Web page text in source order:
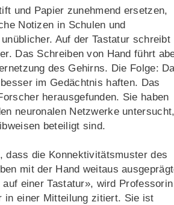
und Papier zunehmend ersetzen,
Notizen in Schulen und
Auf der Tastatur schreibt
Das Schreiben von Hand führt
des Gehirns. Die Folge:
im Gedächtnis haften. Das
herausgefunden. Sie haben
neuronalen Netzwerke untersucht,
beteiligt sind.
dass die Konnektivitätsmuster des
mit der Hand weitaus
einer Tastatur», wird Professorin
in einer Mitteilung zitiert. Sie ist